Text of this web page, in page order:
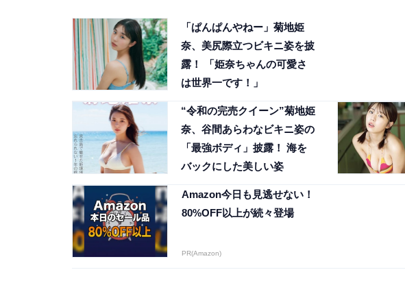
「ぱんぱんやねー」菊地姫
奈、美尻際立つビキニ姿を披
露！ 「姫奈ちゃんの可愛さ
は世界一です！」
“令和の完売クイーン”菊地姫
奈、谷間あらわなビキニ姿の
「最強ボディ」披露！ 海を
バックにした美しい姿
Amazon今日も見逃せない！
80%OFF以上が続々登場
PR(Amazon)